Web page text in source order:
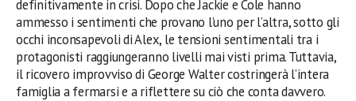
definitivamente in crisi. Dopo che Jackie e Cole hanno
ammesso i sentimenti che provano l’uno per l’altra, sotto gli
occhi inconsapevoli di Alex, le tensioni sentimentali tra i
protagonisti raggiungeranno livelli mai visti prima. Tuttavia,
il ricovero improvviso di George Walter costringerà l’intera
famiglia a fermarsi e a riflettere su ciò che conta davvero.